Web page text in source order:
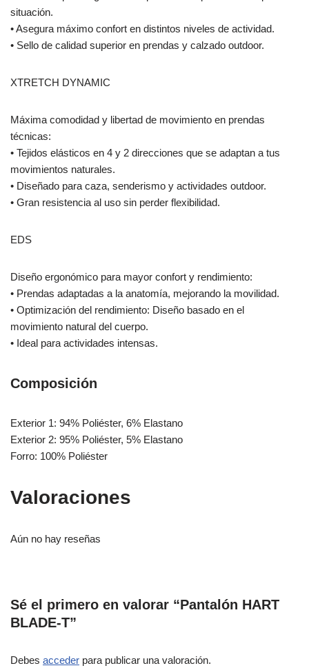
situación.
• Asegura máximo confort en distintos niveles de actividad.
• Sello de calidad superior en prendas y calzado outdoor.
XTRETCH DYNAMIC
Máxima comodidad y libertad de movimiento en prendas
técnicas:
• Tejidos elásticos en 4 y 2 direcciones que se adaptan a tus
movimientos naturales.
• Diseñado para caza, senderismo y actividades outdoor.
• Gran resistencia al uso sin perder flexibilidad.
EDS
Diseño ergonómico para mayor confort y rendimiento:
• Prendas adaptadas a la anatomía, mejorando la movilidad.
• Optimización del rendimiento: Diseño basado en el
movimiento natural del cuerpo.
• Ideal para actividades intensas.
Composición
Exterior 1: 94% Poliéster, 6% Elastano
Exterior 2: 95% Poliéster, 5% Elastano
Forro: 100% Poliéster
Valoraciones
Aún no hay reseñas
Sé el primero en valorar “Pantalón HART
BLADE-T”
Debes acceder para publicar una valoración.